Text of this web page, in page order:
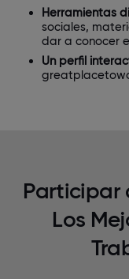
Herramientas
sociales,
dar a conocer
Un perfil
Participar
Los